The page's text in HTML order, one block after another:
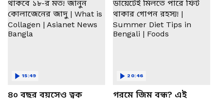
৪০ বছর বয়সেও ত্বক
15:49
গরমে জিম বন্ধ? এই
20:46